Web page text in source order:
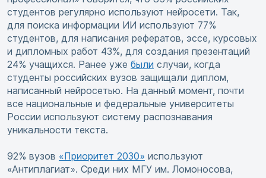
студентов регулярно используют нейросети. Так,
для поиска информации ИИ используют 77%
студентов, для написания рефератов, эссе, курсовых
и дипломных работ 43%, для создания презентаций
24% учащихся. Ранее уже были случаи, когда
студенты российских вузов защищали диплом,
написанный нейросетью. На данный момент, почти
все национальные и федеральные университеты
России используют систему распознавания
уникальности текста.
92% вузов «Приоритет 2030» используют
«Антиплагиат». Среди них МГУ им. Ломоносова,